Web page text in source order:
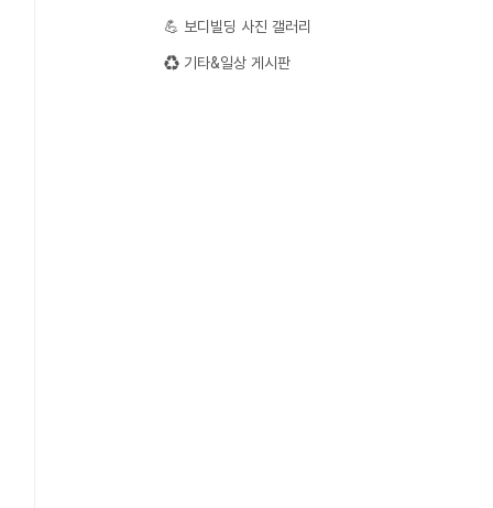
💪 보디빌딩 사진 갤러리
♻️ 기타&일상 게시판